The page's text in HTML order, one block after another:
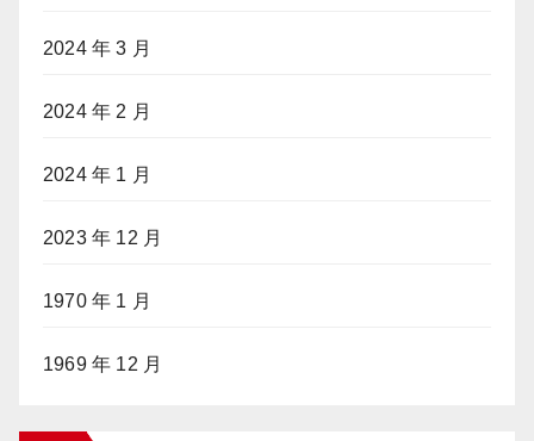
2024 年 3 月
2024 年 2 月
2024 年 1 月
2023 年 12 月
1970 年 1 月
1969 年 12 月